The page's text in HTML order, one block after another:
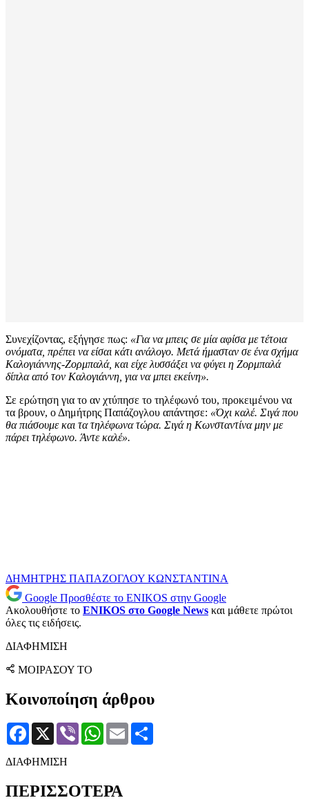
Συνεχίζοντας, εξήγησε πως: «Για να μπεις σε μία αφίσα με τέτοια
ονόματα, πρέπει να είσαι κάτι ανάλογο. Μετά ήμασταν σε ένα σχήμα
Καλογιάννης-Ζορμπαλά, και είχε λυσσάξει να φύγει η Ζορμπαλά
δίπλα από τον Καλογιάννη, για να μπει εκείνη».
Σε ερώτηση για το αν χτύπησε το τηλέφωνό του, προκειμένου να
τα βρουν, ο Δημήτρης Παπάζογλου απάντησε: «Όχι καλέ. Σιγά που
θα πιάσουμε και τα τηλέφωνα τώρα. Σιγά η Κωνσταντίνα μην με
πάρει τηλέφωνο. Άντε καλέ».
ΔΗΜΗΤΡΗΣ ΠΑΠΑΖΟΓΛΟΥ ΚΩΝΣΤΑΝΤΙΝΑ
Google Προσθέστε το ENIKOS στην Google
Ακολουθήστε το ENIKOS στο Google News και μάθετε πρώτοι
όλες τις ειδήσεις.
ΔΙΑΦΗΜΙΣΗ
ΜΟΙΡΑΣΟΥ ΤΟ
Κοινοποίηση άρθρου
Facebook
X Viber WhatsApp
Email
ΔΙΑΦΗΜΙΣΗ
ΠΕΡΙΣΣΟΤΕΡΑ